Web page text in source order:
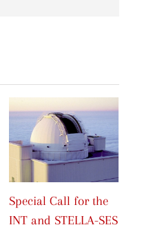
Special Call for the
INT and STELLA-SES